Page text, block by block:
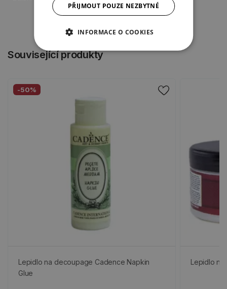
Související produkty
-50%
Lepidlo na decoupage Cadence Napkin
Glue
Lepidlo
PŘIJMOUT POUZE NEZBYTNÉ
INFORMACE O COOKIES